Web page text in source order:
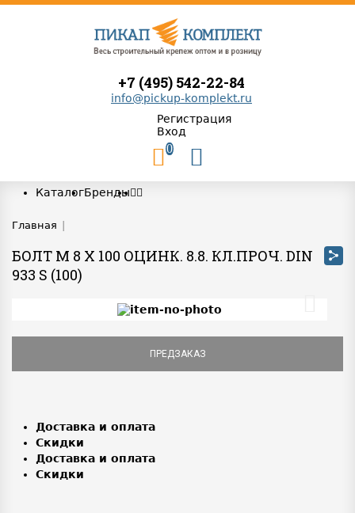
+7 (495) 542-22-84
info@pickup-komplekt.ru
Регистрация
Вход
0
КаталогБренды
Главная
БОЛТ М 8 Х 100 ОЦИНК. 8.8. КЛ.ПРОЧ. DIN
933 S (100)
ПРЕДЗАКАЗ
Доставка и оплата
Скидки
Доставка и оплата
Скидки